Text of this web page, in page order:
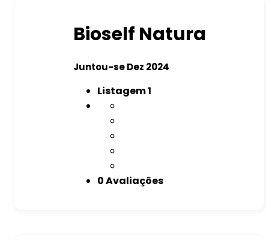
Bioself Natura
Juntou-se Dez 2024
Listagem1
0 Avaliações